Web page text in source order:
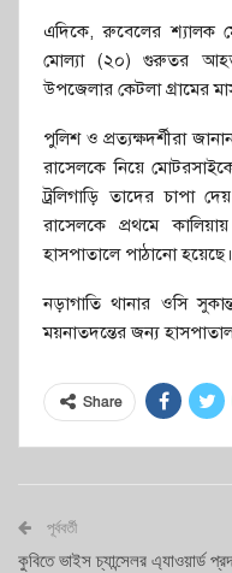
এদিকে, রুবেলের শ্যালক
মোল্যা (২০) গুরুতর আহত
উপজেলার কেটলা গ্রামের
পুলিশ ও প্রত্যক্ষদর্শীরা
রাসেলকে নিয়ে
ট্রলিগাড়ি তাদের চাপা
রাসেলকে প্রথমে
হাসপাতালে পাঠানো
নড়াগাতি থানার ওসি
ময়নাতদন্তের জন্য
Share
পূর্ববর্তী
কুবিতে ভাইস চ্যান্সেলর এ্যাওয়ার্ড